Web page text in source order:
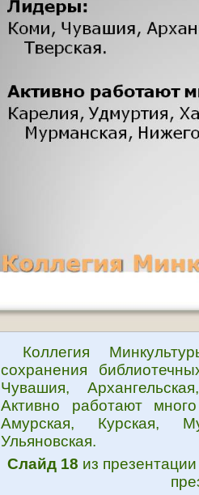
Коллегия
сохранения
Чувашия,
Активно работают
Амурская, Курская,
Ульяновская.
Слайд 18 из